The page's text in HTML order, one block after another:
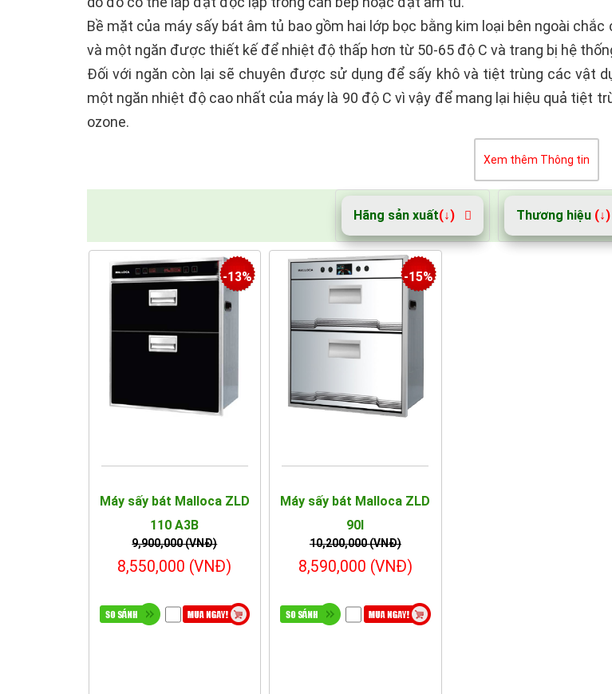
Bề mặt của máy sấy bát âm tủ bao gồm hai lớp bọc bằng kim loại bên ngoài
và một ngăn được thiết kế để nhiệt độ thấp hơn từ 50-65 độ C và trang bị hệ
Đối với ngăn còn lại sẽ chuyên được sử dụng để sấy khô và tiệt trùng các vật
một ngăn nhiệt độ cao nhất của máy là 90 độ C vì vậy để mang lại hiệu quả tiệt
ozone.
3. Công dụng
- Sử dụng máy sấy bát âm tủ giúp khách hàng tiết kiệm tối đa không gian và diện
Xem thêm Thông tin
Hãng sản xuất(↓) Thương hiệu (↓)
-13%
Máy sấy bát Malloca ZLD
110 A3B
9,900,000 (VNĐ)
8,550,000 (VNĐ)
-15%
Máy sấy bát Malloca ZLD
90I
10,200,000 (VNĐ)
8,590,000 (VNĐ)